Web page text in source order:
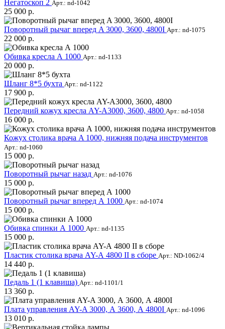
Негатоскоп 2 Арт.: nd-1042
25 000 р.
Поворотный рычаг вперед A 3000, 3600, 4800I Арт.: nd-1075
22 000 р.
Обивка кресла А 1000 Арт.: nd-1133
20 000 р.
Шланг 8*5 бухта Арт.: nd-1122
17 900 р.
Передний кожух кресла AY-A3000, 3600, 4800 Арт.: nd-1058
16 000 р.
Кожух столика врача A 1000, нижняя подача инструментов
Арт.: nd-1060
15 000 р.
Поворотный рычаг назад Арт.: nd-1076
15 000 р.
Поворотный рычаг вперед А 1000 Арт.: nd-1074
15 000 р.
Обивка спинки А 1000 Арт.: nd-1135
15 000 р.
Пластик столика врача AY-А 4800 II в сборе Арт.: ND-1062/4
14 440 р.
Педаль 1 (1 клавиша) Арт.: nd-1101/1
13 360 р.
Плата управления AY-A 3000, А 3600, А 4800I Арт.: nd-1096
13 010 р.